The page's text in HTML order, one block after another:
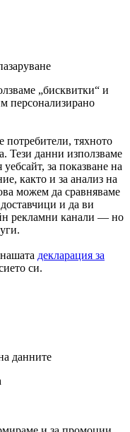
„бисквитки“ и
персонализирано
потребители, тяхното
Тези данни използваме
за показване на
както и за анализ на
можем да сравняваме
и да ви
рекламни канали — но
декларация за
си.
данните